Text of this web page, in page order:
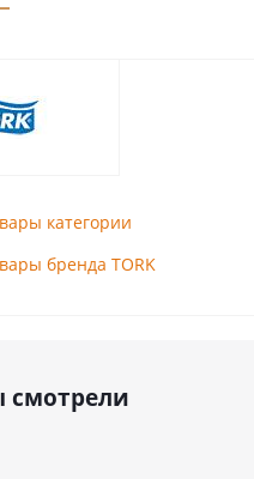
категории
бренда TORK
смотрели